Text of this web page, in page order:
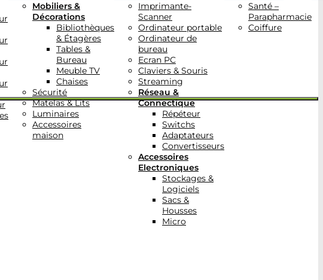
Mobiliers &
Décorations
Bibliothèques
& Étagères
Tables &
Bureau
Meuble TV
Chaises
Sécurité
Matelas & Lits
Luminaires
Accessoires
maison
Imprimante-
Scanner
Ordinateur portable
Ordinateur de
bureau
Ecran PC
Claviers & Souris
Streaming
Réseau &
Connectique
Répéteur
Switchs
Adaptateurs
Convertisseurs
Accessoires
Electroniques
Stockages &
Logiciels
Sacs &
Housses
Micro
Santé –
Parapharmacie
Coiffure